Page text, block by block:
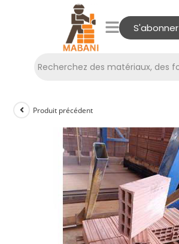
S'abonner
Produit précédent